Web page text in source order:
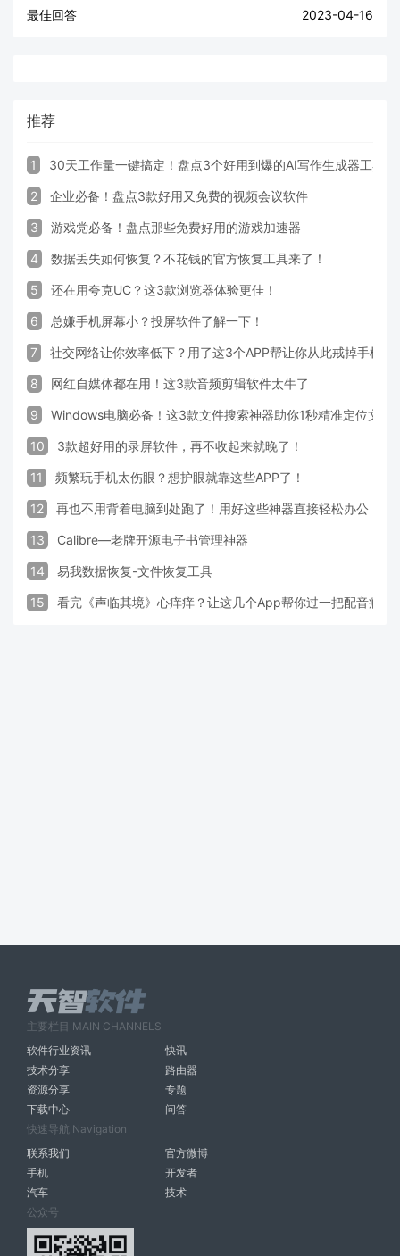
最佳回答 2023-04-16
推荐
1 30天工作量一键搞定！盘点3个好用到爆的AI写作生成器工具
2 企业必备！盘点3款好用又免费的视频会议软件
3 游戏党必备！盘点那些免费好用的游戏加速器
4 数据丢失如何恢复？不花钱的官方恢复工具来了！
5 还在用夸克UC？这3款浏览器体验更佳！
6 总嫌手机屏幕小？投屏软件了解一下！
7 社交网络让你效率低下？用了这3个APP帮让你从此戒掉手机！
8 网红自媒体都在用！这3款音频剪辑软件太牛了
9 Windows电脑必备！这3款文件搜索神器助你1秒精准定位文件
10 3款超好用的录屏软件，再不收起来就晚了！
11 频繁玩手机太伤眼？想护眼就靠这些APP了！
12 再也不用背着电脑到处跑了！用好这些神器直接轻松办公
13 Calibre—老牌开源电子书管理神器
14 易我数据恢复-文件恢复工具
15 看完《声临其境》心痒痒？让这几个App帮你过一把配音瘾
主要栏目 MAIN CHANNELS
软件行业资讯
快讯
技术分享
路由器
资源分享
专题
下载中心
问答
快速导航 Navigation
联系我们
官方微博
手机
开发者
汽车
技术
公众号